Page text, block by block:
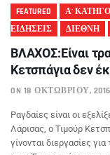
FEATURED Α'
ΕΙΔΗΣΕΙΣ
ΔΙΕΘΝΗ
ΒΛΑΧΟΣ:Είναι
Κετσπάγια δεν
ON 18 ΟΚΤΩΒΡΊΟΥ, 2016
Ραγδαίες είναι οι
Λάρισας, ο Τιμούρ
γίνονται διεργασίες